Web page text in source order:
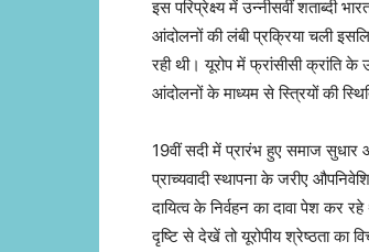
इस परिप्रेक्ष्य में उन्नीसवीं शताब्दी
आंदोलनों की लंबी प्रक्रिया चली
रही थी। यूरोप में फ्रांसीसी क्रांति
आंदोलनों के माध्यम से स्त्रियों की
19वीं सदी में प्रारंभ हुए समाज
प्राच्यवादी स्थापना के जरीए
दायित्व के निर्वहन का दावा पेश कर
दृष्टि से देखें तो यूरोपीय श्रेष्ठता का